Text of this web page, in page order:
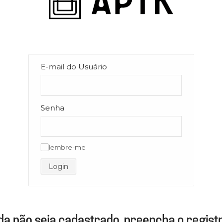
E-mail do Usuário
Senha
lembre-me
Login